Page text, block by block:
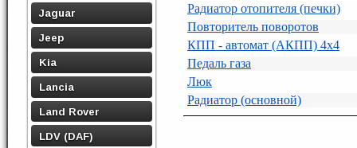
Jaguar
Jeep
Kia
Lancia
Land Rover
LDV (DAF)
Радиатор отопителя (печки)
Повторитель поворотов
КПП - автомат (АКПП) 4х4
Педаль газа
Люк
Радиатор (основной)